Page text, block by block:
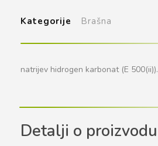
natrijev hidrogen karbonat (E 500(ii)).
Kategorije Brašna
Detalji o proizvodu